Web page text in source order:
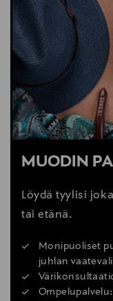
MUODIN
Löydä tyylisi
tai etänä.
Monipuoliset
juhlan